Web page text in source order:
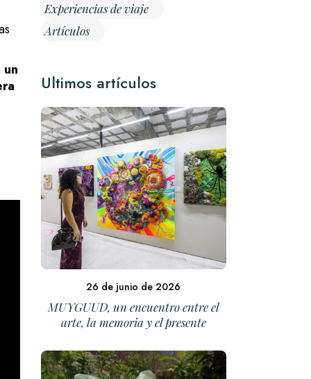
un
Experiencias de viaje
Artículos
Ultimos artículos
26 de junio de 2026
MUYGUUD, un encuentro entre el
arte, la memoria y el presente